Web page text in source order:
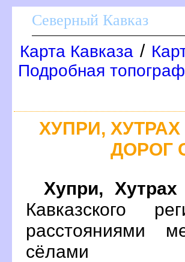
Северный Кавказ
Карта Кавказа /
Подробная
ХУПРИ,
ДОРОГ
Хупри, Хутрах
Кавказского
расстояниями
сёлами